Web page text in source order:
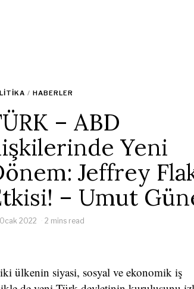
/ HABERLER
– ABD
Yeni
Jeffrey
– Umut
2022 2 mins read
ülkenin siyasi, sosyal ve ekonomik iş